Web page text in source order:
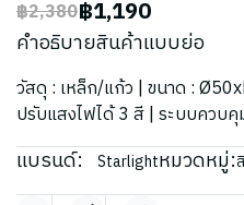
฿2,380฿1,190
คำอธิบายสินค้าแบบย่อ
วัสดุ : เหล็ก/แก้ว | ขนาด :
ปรับแสงไฟได้ 3 สี | ระบบควบคุ
แบรนด์: Starlightหมวดหมู่: